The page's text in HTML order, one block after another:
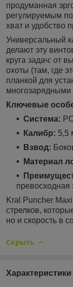
продуманная
регулируемым
хват и удобство
Универсальный
делают эту
круга задач: от
охоты (там, где
планкой для
Ключевые
Система:
Калибр: 5,5
Взвод:
Материал
превосходная
Kral Puncher
стрелков,
но и скорость в
Скрыть
Характеристики